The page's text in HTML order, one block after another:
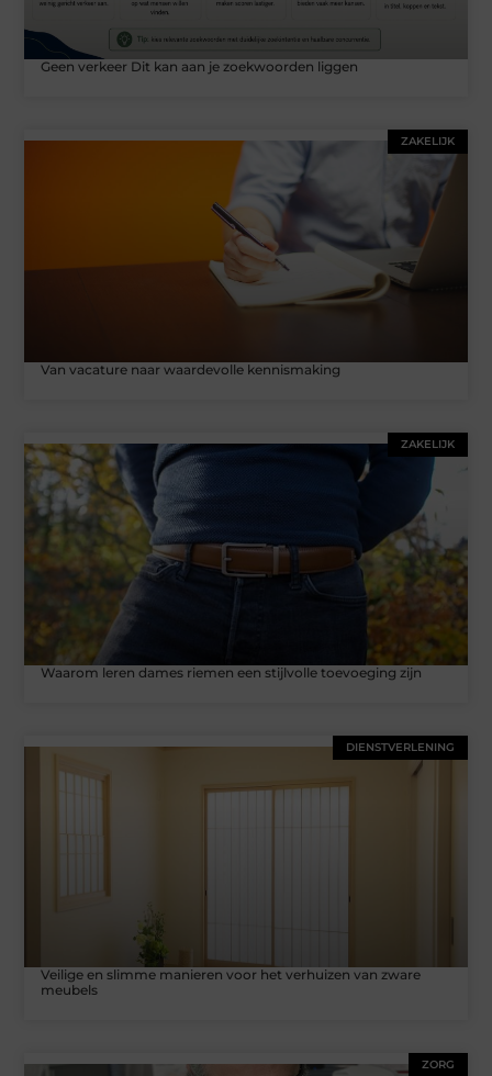
Geen verkeer Dit kan aan je zoekwoorden liggen
ZAKELIJK
Van vacature naar waardevolle kennismaking
ZAKELIJK
Waarom leren dames riemen een stijlvolle toevoeging zijn
DIENSTVERLENING
Veilige en slimme manieren voor het verhuizen van zware
meubels
ZORG